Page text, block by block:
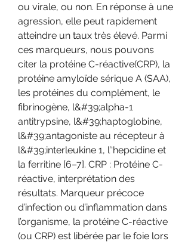
ou virale, ou non. En réponse à une
agression, elle peut rapidement
atteindre un taux très élevé. Parmi
ces marqueurs, nous pouvons
citer la protéine C-réactive(CRP), la
protéine amyloïde sérique A (SAA),
les protéines du complément, le
fibrinogène, l&#39;alpha-1
antitrypsine, l&#39;haptoglobine,
l&#39;antagoniste au récepteur à
l&#39;interleukine 1, l’‘hepcidine et
la ferritine [6–7]. CRP : Protéine C-
réactive, interprétation des
résultats. Marqueur précoce
d’infection ou d’inflammation dans
l’organisme, la protéine C-réactive
(ou CRP) est libérée par le foie lors